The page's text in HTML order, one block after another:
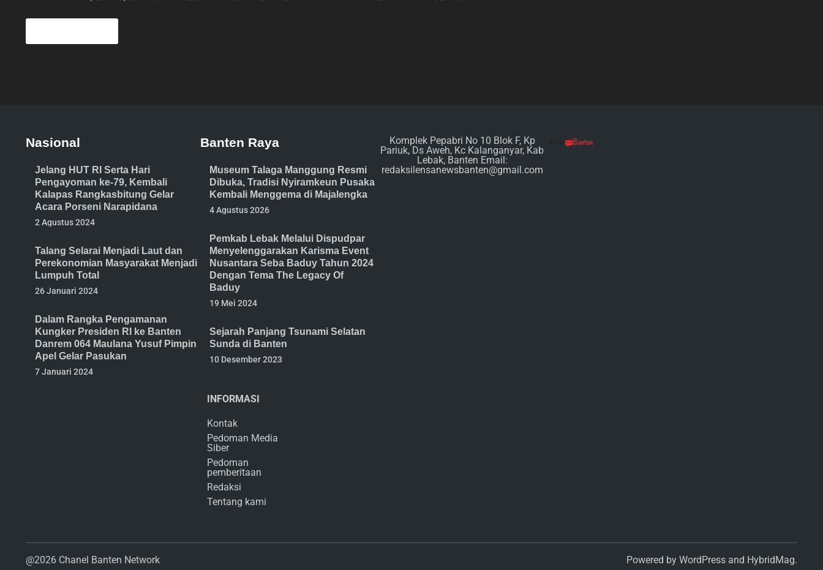
Nasional
Jelang HUT RI Serta Hari
Pengayoman ke-79, Kembali
Kalapas Rangkasbitung Gelar
Acara Porseni Narapidana
2 Agustus 2024
Talang Selarai Menjadi Laut dan
Perekonomian Masyarakat Menjadi
Lumpuh Total
26 Januari 2024
Dalam Rangka Pengamanan
Kungker Presiden RI ke Banten
Danrem 064 Maulana Yusuf Pimpin
Apel Gelar Pasukan
7 Januari 2024
Banten Raya
Museum Talaga Manggung Resmi
Dibuka, Tradisi Nyiramkeun Pusaka
Kembali Menggema di Majalengka
4 Agustus 2026
Pemkab Lebak Melalui Dispudpar
Menyelenggarakan Karisma Event
Nusantara Seba Baduy Tahun 2024
Dengan Tema The Legacy Of
Baduy
19 Mei 2024
Sejarah Panjang Tsunami Selatan
Sunda di Banten
10 Desember 2023
INFORMASI
Kontak
Pedoman Media
Siber
Pedoman
pemberitaan
Redaksi
Tentang kami
Komplek Pepabri No 10 Blok F, Kp
Pariuk, Ds Aweh, Kc Kalanganyar, Kab
Lebak, Banten Email:
redaksilensanewsbanten@gmail.com
@2026 Chanel Banten Network Powered by WordPress and HybridMag.